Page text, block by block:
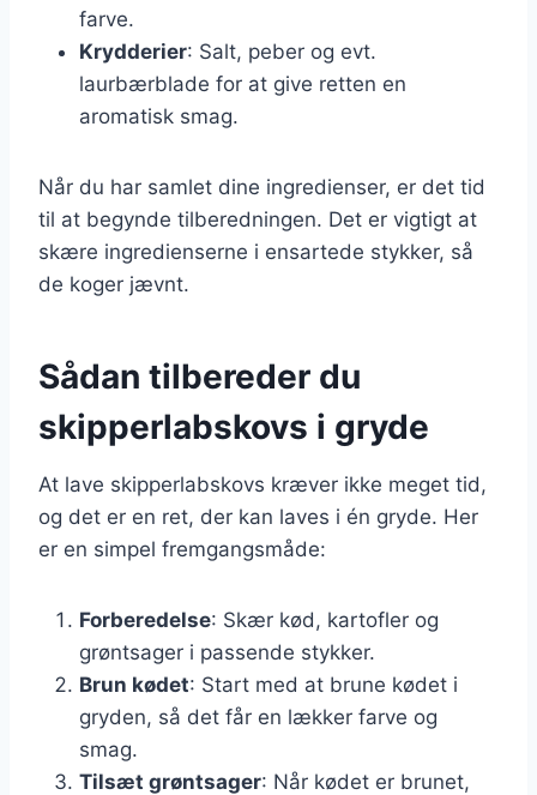
farve.
Krydderier: Salt, peber og evt.
laurbærblade for at give retten en
aromatisk smag.
Når du har samlet dine ingredienser, er det tid
til at begynde tilberedningen. Det er vigtigt at
skære ingredienserne i ensartede stykker, så
de koger jævnt.
Sådan tilbereder du
skipperlabskovs i gryde
At lave skipperlabskovs kræver ikke meget tid,
og det er en ret, der kan laves i én gryde. Her
er en simpel fremgangsmåde:
Forberedelse: Skær kød, kartofler og
grøntsager i passende stykker.
Brun kødet: Start med at brune kødet i
gryden, så det får en lækker farve og
smag.
Tilsæt grøntsager: Når kødet er brunet,